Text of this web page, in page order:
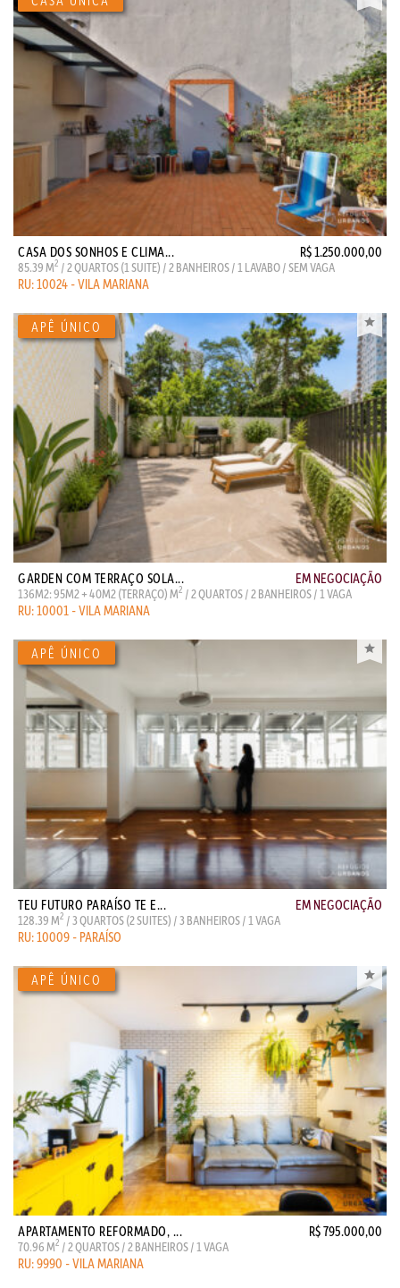
CASA DOS SONHOS E CLIMA... R$ 1.250.000,00
85.39 M2 / 2 QUARTOS (1 SUITE) / 2 BANHEIROS / 1 LAVABO / SEM VAGA
RU: 10024 - VILA MARIANA
GARDEN COM TERRAÇO SOLA... EM NEGOCIAÇÃO
136M2: 95M2 + 40M2 (TERRAÇO) M2 / 2 QUARTOS / 2 BANHEIROS / 1 VAGA
RU: 10001 - VILA MARIANA
TEU FUTURO PARAÍSO TE E... EM NEGOCIAÇÃO
128.39 M2 / 3 QUARTOS (2 SUITES) / 3 BANHEIROS / 1 VAGA
RU: 10009 - PARAÍSO
APARTAMENTO REFORMADO, ... R$ 795.000,00
70.96 M2 / 2 QUARTOS / 2 BANHEIROS / 1 VAGA
RU: 9990 - VILA MARIANA